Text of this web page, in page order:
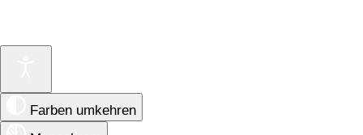
Farben umkehren